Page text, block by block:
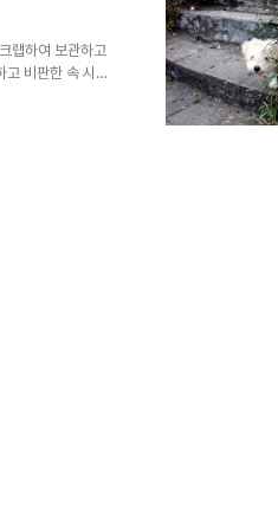
린 말은 아닌 듯
기 치고 싶은 사
랩하여 보관하고
고 비판한 속 시원
. 진정한 긍정을
다는 자기 비하